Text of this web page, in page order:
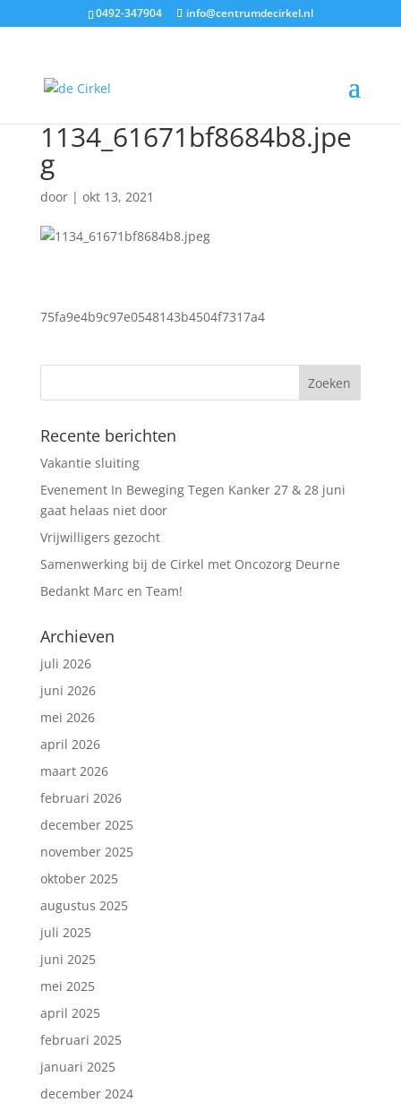
0492-347904 info@centrumdecirkel.nl
1134_61671bf8684b8.jpe
g
door | okt 13, 2021
75fa9e4b9c97e0548143b4504f7317a4
Recente berichten
Vakantie sluiting
Evenement In Beweging Tegen Kanker 27 & 28 juni
gaat helaas niet door
Vrijwilligers gezocht
Samenwerking bij de Cirkel met Oncozorg Deurne
Bedankt Marc en Team!
Archieven
juli 2026
juni 2026
mei 2026
april 2026
maart 2026
februari 2026
december 2025
november 2025
oktober 2025
augustus 2025
juli 2025
juni 2025
mei 2025
april 2025
februari 2025
januari 2025
december 2024